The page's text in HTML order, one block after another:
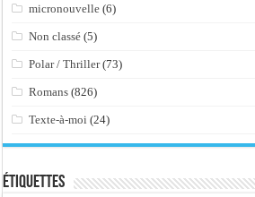
micronouvelle (6)
Non classé (5)
Polar / Thriller(73)
Romans (826)
Texte-à-moi (24)
Étiquettes